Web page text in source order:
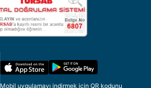
Mobil uygulamayı indirmek için QR kodunu